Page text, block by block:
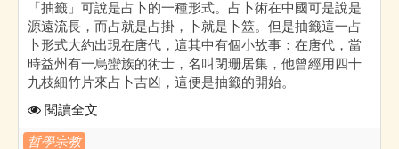
「抽籤」可說是占卜的一種形式。占卜術在中國可是說是
源遠流長，而占就是占掛，卜就是卜筮。但是抽籤這一占
卜形式大約出現在唐代，這其中有個小故事：在唐代，當
時益州有一烏蠻族的術士，名叫閉珊居集，他曾經用四十
九枝細竹片來占卜吉凶，這便是抽籤的開始。
閱讀全文
哲學宗教